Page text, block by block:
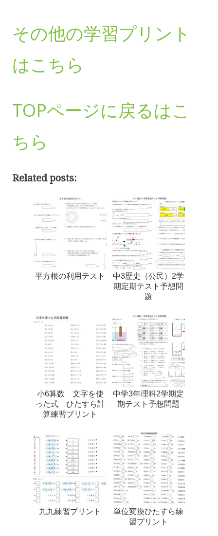
その他の学習プリント
はこちら
TOPページに戻るはこ
ちら
Related posts:
平方根の利用テスト
中3歴史（公民）2学
期定期テスト予想問
題
小6算数 文字を使
った式 ひたすら計
算練習プリント
中学3年理科2学期定
期テスト予想問題
九九練習プリント
単位変換ひたすら練
習プリント